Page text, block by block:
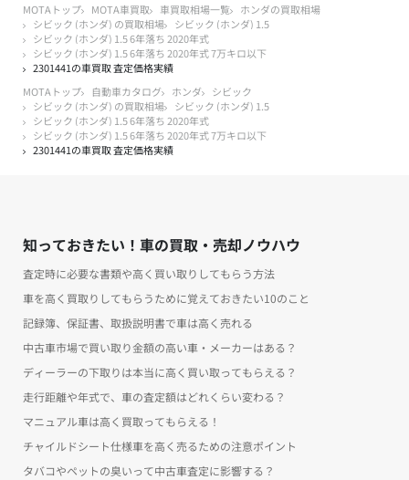
MOTAトップ MOTA車買取 車買取相場一覧
ホンダの買取相場
シビック (ホンダ) の買取相場
シビック (ホンダ) 1.5
シビック (ホンダ) 1.5 6年落ち 2020年式
シビック (ホンダ) 1.5 6年落ち 2020年式 7万キロ以下
2301441の車買取 査定価格実績
MOTAトップ
自動車カタログ ホンダ
シビック
シビック (ホンダ) の買取相場
シビック (ホンダ) 1.5
シビック (ホンダ) 1.5 6年落ち 2020年式
シビック (ホンダ) 1.5 6年落ち 2020年式 7万キロ以下
2301441の車買取 査定価格実績
知っておきたい！車の買取・売却ノウハウ
査定時に必要な書類や高く買い取りしてもらう方法
車を高く買取りしてもらうために覚えておきたい10のこと
記録簿、保証書、取扱説明書で車は高く売れる
中古車市場で買い取り金額の高い車・メーカーはある？
ディーラーの下取りは本当に高く買い取ってもらえる？
走行距離や年式で、車の査定額はどれくらい変わる？
マニュアル車は高く買取ってもらえる！
チャイルドシート仕様車を高く売るための注意ポイント
タバコやペットの臭いって中古車査定に影響する？